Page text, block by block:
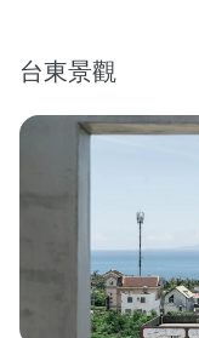
台東景觀